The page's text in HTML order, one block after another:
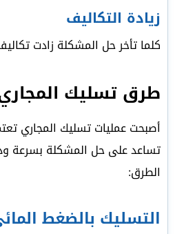
زيادة التكاليف
كلما تأخر حل المشكلة زادت
طرق تسليك
أصبحت عمليات تسليك المجاري
تساعد على حل المشكلة بسرعة
الطرق:
التسليك بالضغط